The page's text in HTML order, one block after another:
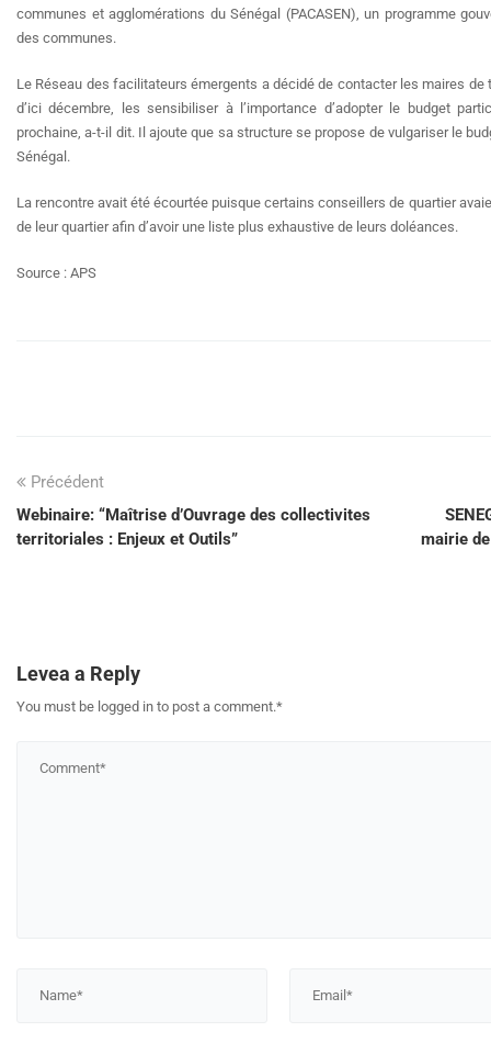
communes et agglomérations du Sénégal (PACASEN), un programme
des communes.
Le Réseau des facilitateurs émergents a décidé de contacter les maires
d’ici décembre, les sensibiliser à l’importance d’adopter le budget
prochaine, a-t-il dit. Il ajoute que sa structure se propose de vulgariser le
Sénégal.
La rencontre avait été écourtée puisque certains conseillers de quartier
de leur quartier afin d’avoir une liste plus exhaustive de leurs doléances.
Source : APS
Précédent
Webinaire: “Maîtrise d’Ouvrage des collectivites
territoriales : Enjeux et Outils”
mairie
Levea a Reply
You must be logged in to post a comment.*